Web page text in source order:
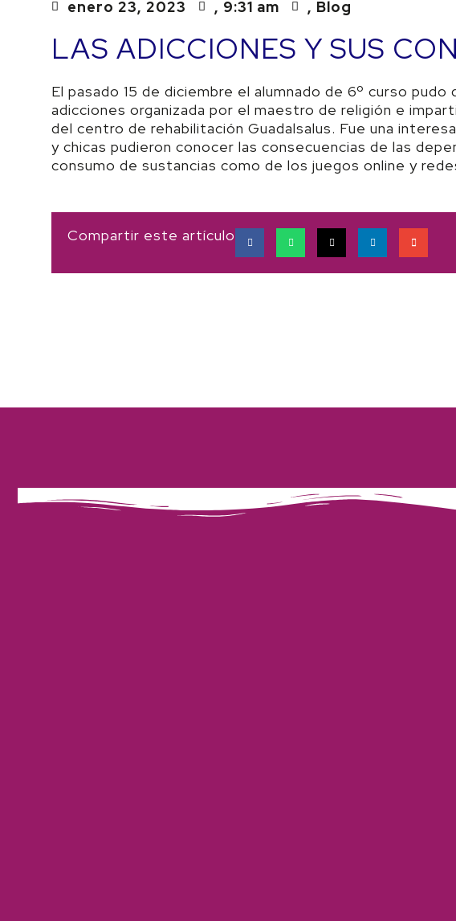
enero 23, 2023 , 9:31 am , Blog
LAS ADICCIONES Y SUS
El pasado 15 de diciembre el alumnado de 6º curso
adicciones organizada por el maestro de religión e
del centro de rehabilitación Guadalsalus. Fue una
y chicas pudieron conocer las consecuencias de las
consumo de sustancias como de los juegos online y
Compartir este artículo